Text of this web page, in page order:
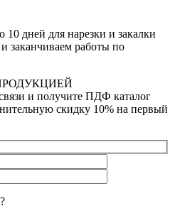
10 дней для нарезки и закалки
заканчиваем работы по
и получите ПДФ каталог
скидку 10% на первый